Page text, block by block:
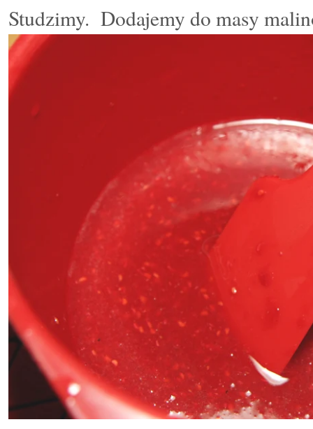
Studzimy. Dodajemy do masy